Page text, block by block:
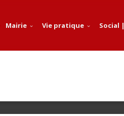
Mairie Vie pratique Social